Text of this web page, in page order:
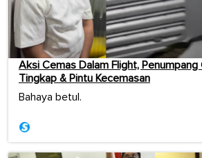
Aksi Cemas Dalam Flight, Penumpang
Tingkap & Pintu Kecemasan
Bahaya betul.